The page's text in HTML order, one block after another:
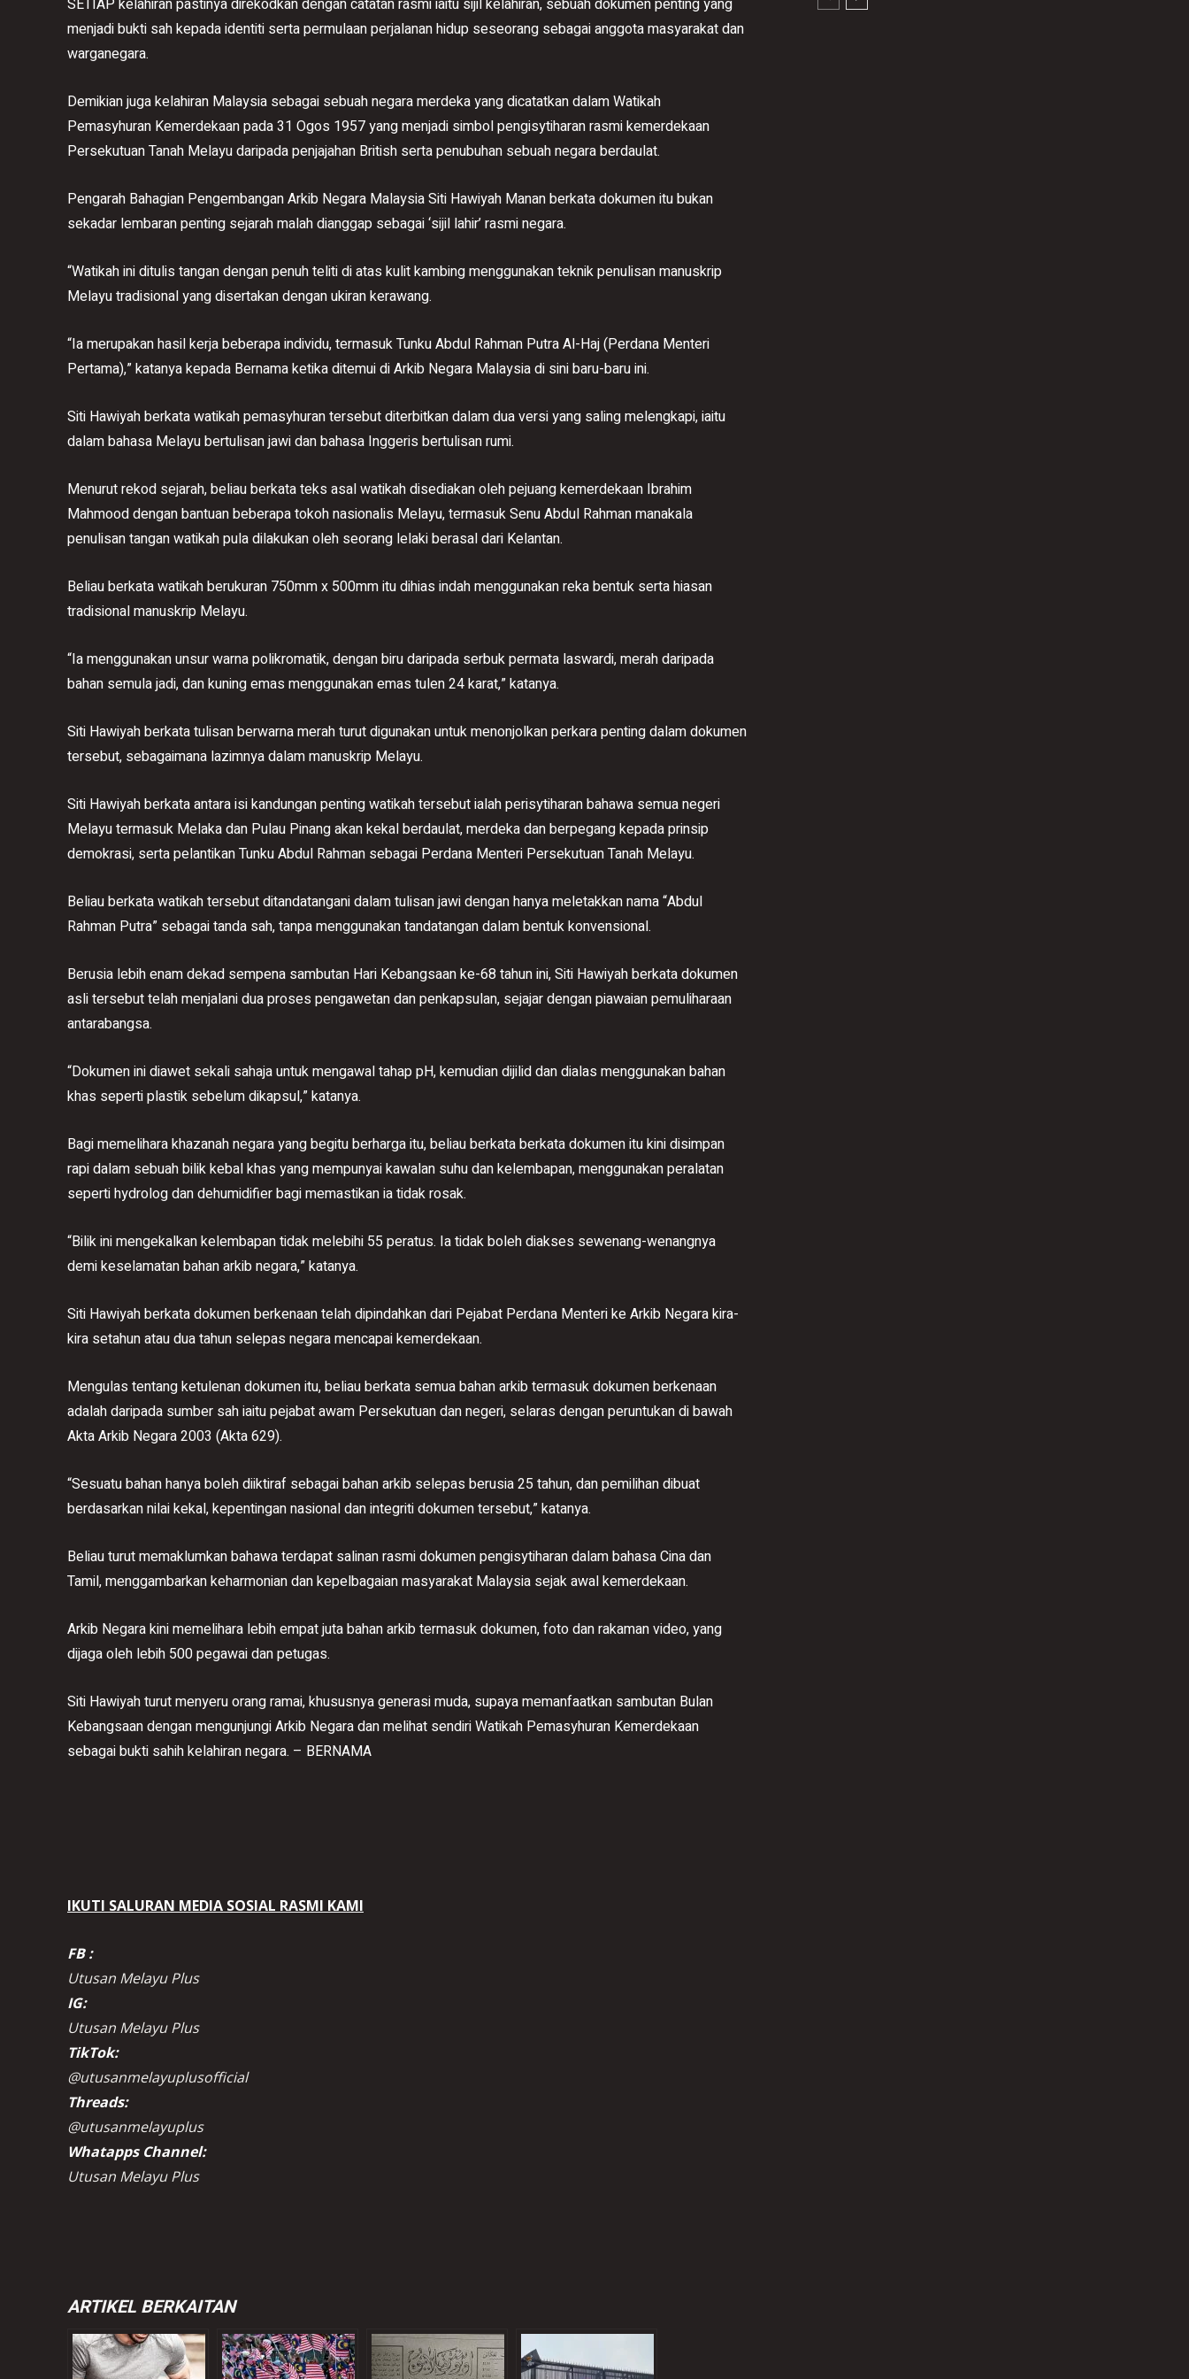
SETIAP kelahiran pastinya direkodkan dengan catatan rasmi iaitu sijil kelahiran, sebuah dokumen penting yang
menjadi bukti sah kepada identiti serta permulaan perjalanan hidup seseorang sebagai anggota masyarakat dan
warganegara.
Demikian juga kelahiran Malaysia sebagai sebuah negara merdeka yang dicatatkan dalam Watikah
Pemasyhuran Kemerdekaan pada 31 Ogos 1957 yang menjadi simbol pengisytiharan rasmi kemerdekaan
Persekutuan Tanah Melayu daripada penjajahan British serta penubuhan sebuah negara berdaulat.
Pengarah Bahagian Pengembangan Arkib Negara Malaysia Siti Hawiyah Manan berkata dokumen itu bukan
sekadar lembaran penting sejarah malah dianggap sebagai ‘sijil lahir’ rasmi negara.
“Watikah ini ditulis tangan dengan penuh teliti di atas kulit kambing menggunakan teknik penulisan manuskrip
Melayu tradisional yang disertakan dengan ukiran kerawang.
“Ia merupakan hasil kerja beberapa individu, termasuk Tunku Abdul Rahman Putra Al-Haj (Perdana Menteri
Pertama),” katanya kepada Bernama ketika ditemui di Arkib Negara Malaysia di sini baru-baru ini.
Siti Hawiyah berkata watikah pemasyhuran tersebut diterbitkan dalam dua versi yang saling melengkapi, iaitu
dalam bahasa Melayu bertulisan jawi dan bahasa Inggeris bertulisan rumi.
Menurut rekod sejarah, beliau berkata teks asal watikah disediakan oleh pejuang kemerdekaan Ibrahim
Mahmood dengan bantuan beberapa tokoh nasionalis Melayu, termasuk Senu Abdul Rahman manakala
penulisan tangan watikah pula dilakukan oleh seorang lelaki berasal dari Kelantan.
Beliau berkata watikah berukuran 750mm x 500mm itu dihias indah menggunakan reka bentuk serta hiasan
tradisional manuskrip Melayu.
“Ia menggunakan unsur warna polikromatik, dengan biru daripada serbuk permata laswardi, merah daripada
bahan semula jadi, dan kuning emas menggunakan emas tulen 24 karat,” katanya.
Siti Hawiyah berkata tulisan berwarna merah turut digunakan untuk menonjolkan perkara penting dalam dokumen
tersebut, sebagaimana lazimnya dalam manuskrip Melayu.
Siti Hawiyah berkata antara isi kandungan penting watikah tersebut ialah perisytiharan bahawa semua negeri
Melayu termasuk Melaka dan Pulau Pinang akan kekal berdaulat, merdeka dan berpegang kepada prinsip
demokrasi, serta pelantikan Tunku Abdul Rahman sebagai Perdana Menteri Persekutuan Tanah Melayu.
Beliau berkata watikah tersebut ditandatangani dalam tulisan jawi dengan hanya meletakkan nama “Abdul
Rahman Putra” sebagai tanda sah, tanpa menggunakan tandatangan dalam bentuk konvensional.
Berusia lebih enam dekad sempena sambutan Hari Kebangsaan ke-68 tahun ini, Siti Hawiyah berkata dokumen
asli tersebut telah menjalani dua proses pengawetan dan penkapsulan, sejajar dengan piawaian pemuliharaan
antarabangsa.
“Dokumen ini diawet sekali sahaja untuk mengawal tahap pH, kemudian dijilid dan dialas menggunakan bahan
khas seperti plastik sebelum dikapsul,” katanya.
Bagi memelihara khazanah negara yang begitu berharga itu, beliau berkata berkata dokumen itu kini disimpan
rapi dalam sebuah bilik kebal khas yang mempunyai kawalan suhu dan kelembapan, menggunakan peralatan
seperti hydrolog dan dehumidifier bagi memastikan ia tidak rosak.
“Bilik ini mengekalkan kelembapan tidak melebihi 55 peratus. Ia tidak boleh diakses sewenang-wenangnya
demi keselamatan bahan arkib negara,” katanya.
Siti Hawiyah berkata dokumen berkenaan telah dipindahkan dari Pejabat Perdana Menteri ke Arkib Negara kira-
kira setahun atau dua tahun selepas negara mencapai kemerdekaan.
Mengulas tentang ketulenan dokumen itu, beliau berkata semua bahan arkib termasuk dokumen berkenaan
adalah daripada sumber sah iaitu pejabat awam Persekutuan dan negeri, selaras dengan peruntukan di bawah
Akta Arkib Negara 2003 (Akta 629).
“Sesuatu bahan hanya boleh diiktiraf sebagai bahan arkib selepas berusia 25 tahun, dan pemilihan dibuat
berdasarkan nilai kekal, kepentingan nasional dan integriti dokumen tersebut,” katanya.
Beliau turut memaklumkan bahawa terdapat salinan rasmi dokumen pengisytiharan dalam bahasa Cina dan
Tamil, menggambarkan keharmonian dan kepelbagaian masyarakat Malaysia sejak awal kemerdekaan.
Arkib Negara kini memelihara lebih empat juta bahan arkib termasuk dokumen, foto dan rakaman video, yang
dijaga oleh lebih 500 pegawai dan petugas.
Siti Hawiyah turut menyeru orang ramai, khususnya generasi muda, supaya memanfaatkan sambutan Bulan
Kebangsaan dengan mengunjungi Arkib Negara dan melihat sendiri Watikah Pemasyhuran Kemerdekaan
sebagai bukti sahih kelahiran negara. – BERNAMA
IKUTI SALURAN MEDIA SOSIAL RASMI KAMI
FB :
Utusan Melayu Plus
IG:
Utusan Melayu Plus
TikTok:
@utusanmelayuplusofficial
Threads:
@utusanmelayuplus
Whatapps Channel:
Utusan Melayu Plus
ARTIKEL BERKAITAN